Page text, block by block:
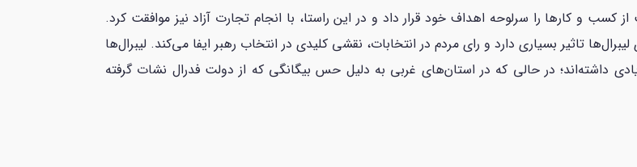
و حمایت از کسب و کارها را سرلوحه اهداف خود قرار داد و در این راستا، با انجام تجارت آزاد نیز موافقت کرد.
تاثیر بسیاری دارد و رای مردم در انتخابات، نقشی کلیدی در انتخاب رهبر ایفا می‌کند. لیبرال‌ها
داشته‌اند؛ در حالی که در استان‌های غربی به دلیل حس بیگانگی که از دولت فدرال نشات گرفته